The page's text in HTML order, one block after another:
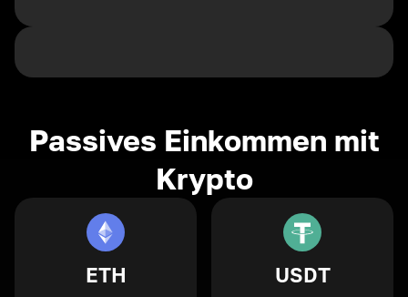
Passives Einkommen mit
Krypto
ETH USDT